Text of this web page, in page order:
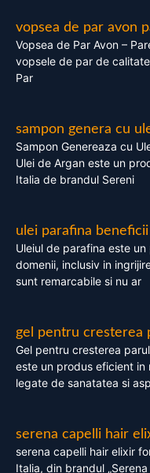
vopsea de par avon
Vopsea de Par Avon –
vopsele de par de
Par
sampon genera cu
Sampon Genereaza cu
Ulei de Argan este un
Italia de brandul Sereni
ulei parafina beneficii
Uleiul de parafina este
domenii, inclusiv in
sunt remarcabile si nu ar
gel pentru cresterea
Gel pentru cresterea
este un produs eficient
legate de sanatatea si
serena capelli hair
serena capelli hair elixir
Italia, din brandul